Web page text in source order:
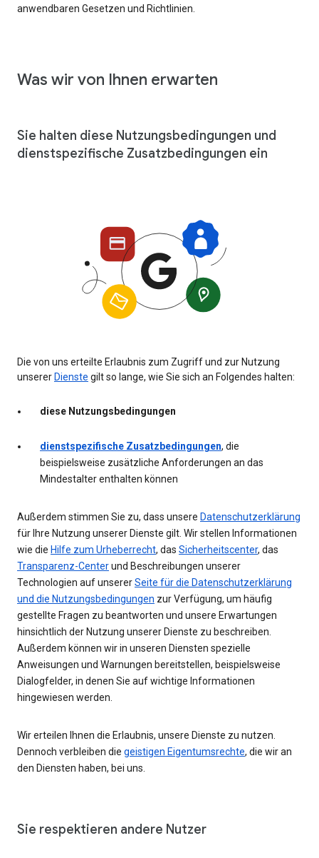
anwendbaren Gesetzen und Richtlinien.
Was wir von Ihnen erwarten
Sie halten diese Nutzungsbedingungen und
dienstspezifische Zusatzbedingungen ein
Die von uns erteilte Erlaubnis zum Zugriff und zur Nutzung
unsererDienste gilt so lange, wie Sie sich an Folgendes halten:
diese Nutzungsbedingungen
dienstspezifische Zusatzbedingungen, die
beispielsweise zusätzliche Anforderungen an das
Mindestalter enthalten können
Außerdem stimmen Sie zu, dass unsere Datenschutzerklärung
für Ihre Nutzung unserer Dienste gilt. Wir stellen Informationen
wie die Hilfe zum Urheberrecht, das Sicherheitscenter, das
Transparenz-Centerund Beschreibungen unserer
Technologien auf unsererSeite für die Datenschutzerklärung
und die Nutzungsbedingungen zur Verfügung, um häufig
gestellte Fragen zu beantworten und unsere Erwartungen
hinsichtlich der Nutzung unserer Dienste zu beschreiben.
Außerdem können wir in unseren Diensten spezielle
Anweisungen und Warnungen bereitstellen, beispielsweise
Dialogfelder, in denen Sie auf wichtige Informationen
hingewiesen werden.
Wir erteilen Ihnen die Erlaubnis, unsere Dienste zu nutzen.
Dennoch verbleiben die geistigen Eigentumsrechte, die wir an
den Diensten haben, bei uns.
Sie respektieren andere Nutzer